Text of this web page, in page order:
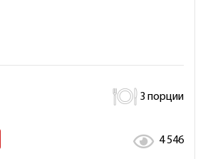
3 порции
4 546